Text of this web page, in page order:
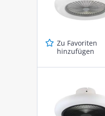
Zu Favoriten
hinzufügen